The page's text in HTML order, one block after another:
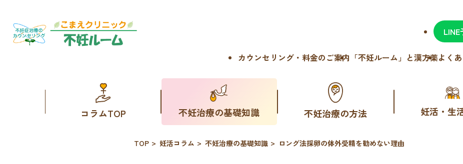
LINE
カウンセリング・料金のご案内 「不妊ルーム」と漢方薬よく
コラムTOP 不妊治療の基礎知識 不妊治療の方法 妊活・生
TOP 妊活コラム 不妊治療の基礎知識 ロング法採卵の体外受精を勧めない理由